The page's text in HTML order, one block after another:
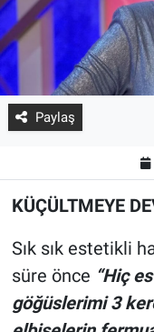
Paylaş
KÜÇÜLTMEYE
Sık sık estetikli
süre önce “Hiç
göğüslerimi 3